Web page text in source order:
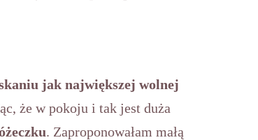
jak największej wolnej
że w pokoju i tak jest duża
. Zaproponowałam małą